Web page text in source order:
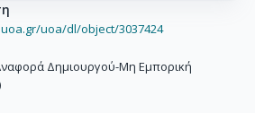
uoa/dl/object/3037424
Δημιουργού-Μη Εμπορική